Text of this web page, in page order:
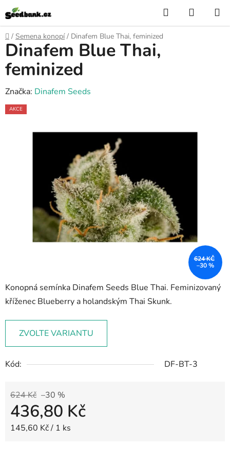
Přejít
na
obsah
Hledat
KOŠÍK
Domů
/ Semena konopí / Dinafem Blue Thai, feminized
Konopná semínka Dinafem Seeds Blue Thai. Feminizovaný
kříženec Blueberry a holandským Thai Skunk.
ZVOLTE VARIANTU
Kód: DF-BT-3
624 Kč –30 %
436,80 Kč
Měrná cena:
145,60 Kč / 1 ks
Dinafem Blue Thai,
feminized
Značka: Dinafem Seeds
AKCE
624 KČ
–30 %